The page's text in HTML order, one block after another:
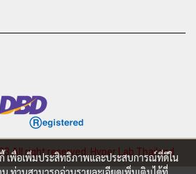
All right reserved. Hyper Lab Thailand
เพื่อเพิ่มประสิทธิภาพและประสบการณ์ที่ดีใน